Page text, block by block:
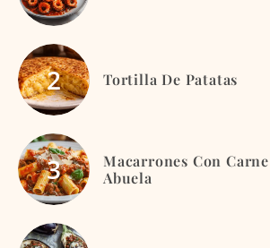
Tortilla De Patatas
Macarrones Con
Abuela